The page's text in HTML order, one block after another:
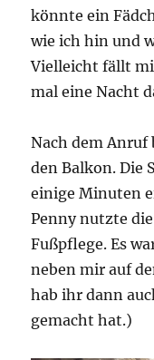
könnte ein
wie ich hin und
Vielleicht fällt
mal eine Nacht
Nach dem Anruf
den Balkon. Die
einige Minuten
Penny nutzte
Fußpflege. Es
neben mir auf
hab ihr dann
gemacht hat.)